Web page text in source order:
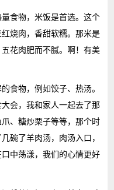
食物，米饭是首选。这个
烧肉，香甜软糯。那米是
花肉肥而不腻。啊！有美
食物，例如饺子、热汤。
会，我和家人一起去了那
、糖炒栗子等等，那个时
碗了羊肉汤，肉汤入口，
中荡漾，我们的心情更好